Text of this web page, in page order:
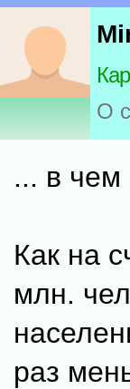
О
... в чем
Как на
млн.
раз